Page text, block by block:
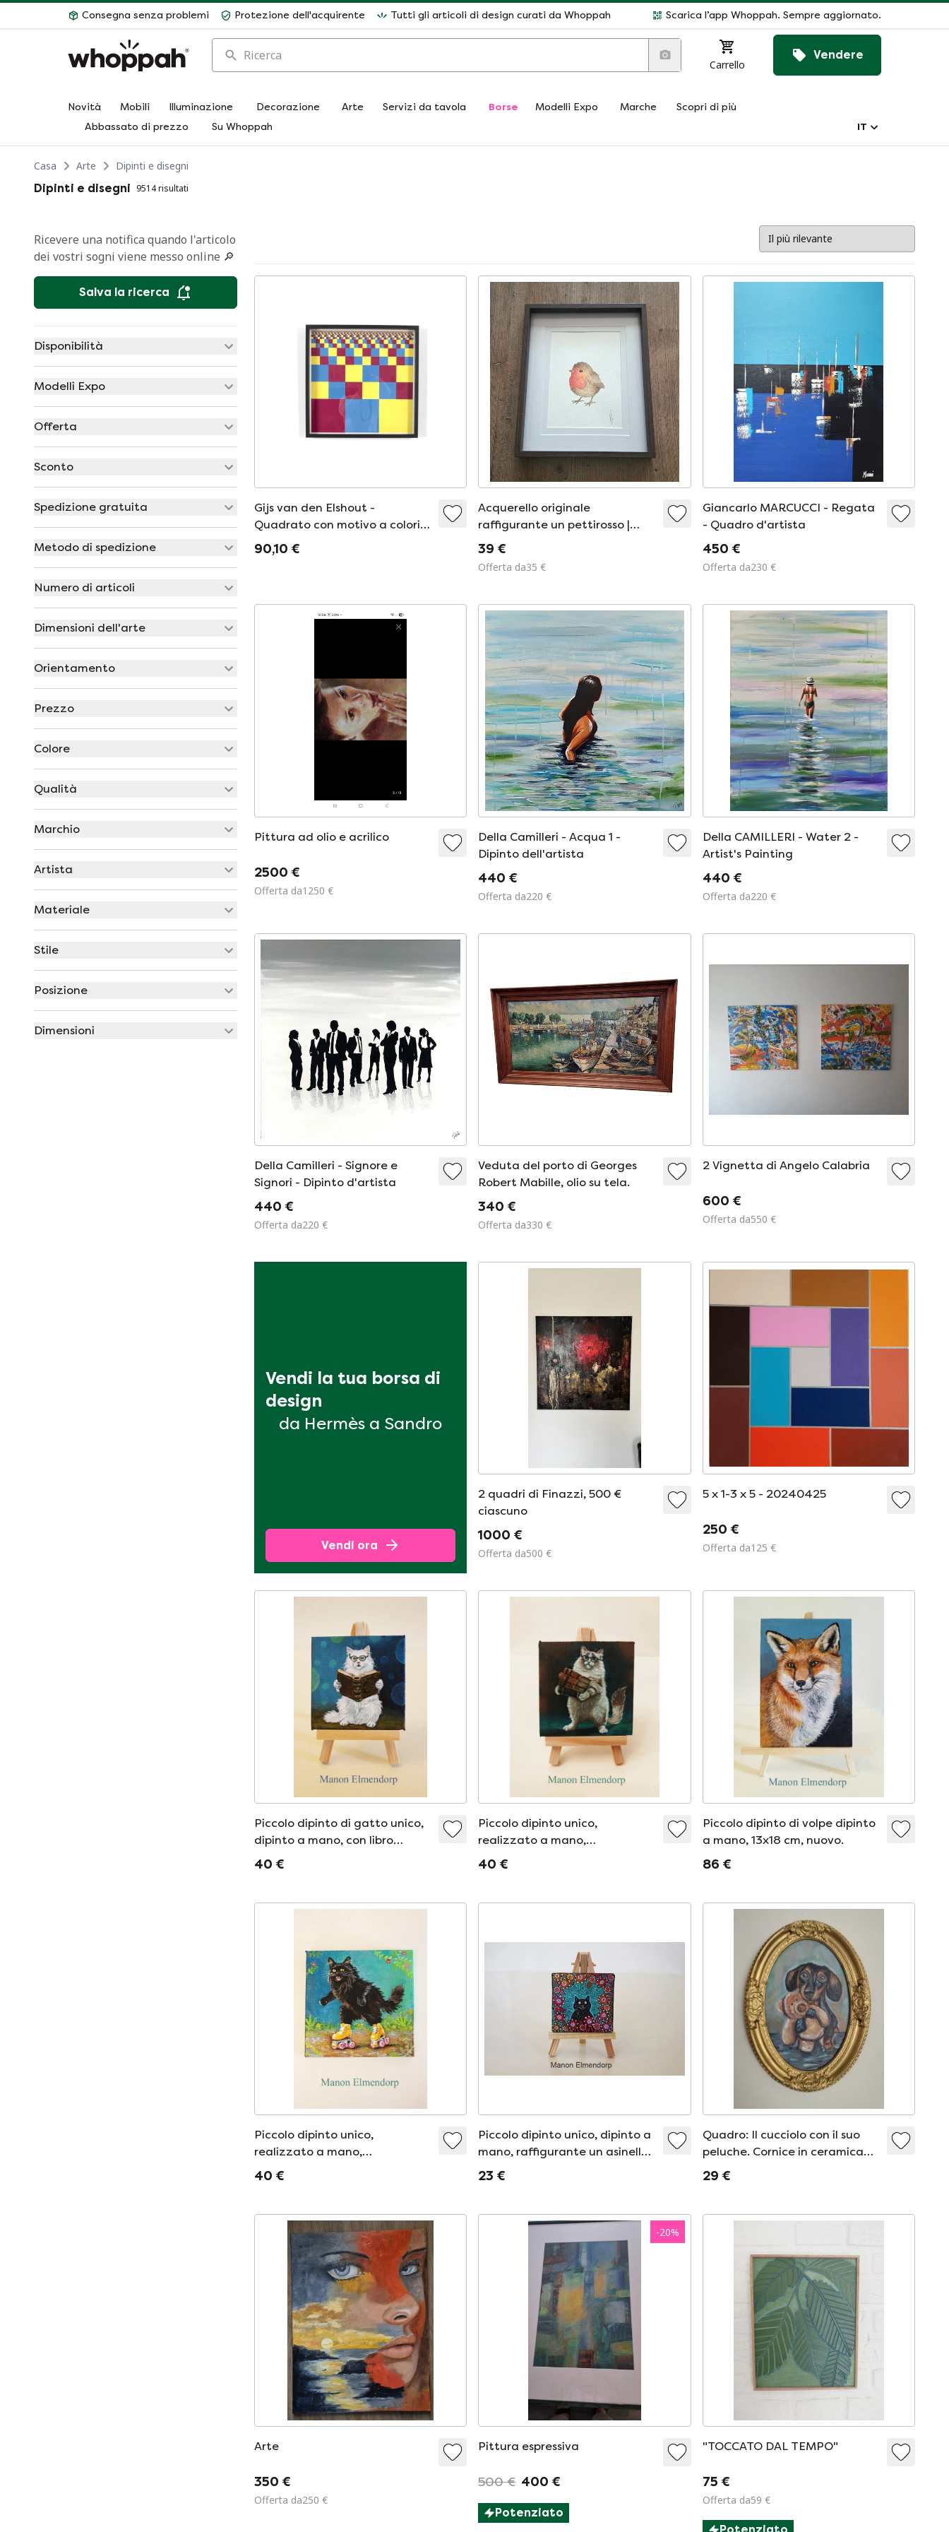
Consegna senza problemi Protezione dell'acquirente Tutti gli articoli di design curati da Whoppah Scarica l’app Whoppah. Sempre aggiornato.
Ricerca
Carrello
Vendere
Novità Mobili Illuminazione Decorazione Arte Servizi da tavola Borse Modelli Expo Marche
Scopri di più
Abbassato di prezzo
Su Whoppah IT
Casa Arte
Dipinti e disegni
Dipinti e disegni 9514 risultati
Ricevere una notifica quando l'articolo
dei vostri sogni viene messo online 🔎
Salva la ricerca
Disponibilità
Modelli Expo
Offerta
Sconto
Spedizione gratuita
Metodo di spedizione
Numero di articoli
Dimensioni dell'arte
Orientamento
Prezzo
Colore
Qualità
Marchio
Artista
Materiale
Stile
Posizione
Dimensioni
Gijs van den Elshout -
Quadrato con motivo a colori
&#39;65&#39;
90,10 €
Acquerello originale
raffigurante un pettirosso |
Cornice inclusa
39 €
Offerta da35 €
Giancarlo MARCUCCI - Regata
- Quadro d'artista
450 €
Offerta da230 €
Pittura ad olio e acrilico
2500 €
Offerta da1250 €
Della Camilleri - Acqua 1 -
Dipinto dell'artista
440 €
Offerta da220 €
Della CAMILLERI - Water 2 -
Artist's Painting
440 €
Offerta da220 €
Della Camilleri - Signore e
Signori - Dipinto d'artista
440 €
Offerta da220 €
Veduta del porto di Georges
Robert Mabille, olio su tela.
340 €
Offerta da330 €
2 Vignetta di Angelo Calabria
600 €
Offerta da550 €
Vendi la tua borsa di
design
da Hermès a Sandro
Vendi ora
2 quadri di Finazzi, 500 €
ciascuno
1000 €
Offerta da500 €
5 x 1-3 x 5 - 20240425
250 €
Offerta da125 €
Piccolo dipinto di gatto unico,
dipinto a mano, con libro
magico
40 €
Piccolo dipinto unico,
realizzato a mano,
raffigurante un gatto con una
40 €
Piccolo dipinto di volpe dipinto
a mano, 13x18 cm, nuovo.
86 €
Piccolo dipinto unico,
realizzato a mano,
raffigurante un gatto sui
40 €
Piccolo dipinto unico, dipinto a
mano, raffigurante un asinello
e un gatto nero.
23 €
Quadro: Il cucciolo con il suo
peluche. Cornice in ceramica
fredda.
29 €
Arte
350 €
Offerta da250 €
-20%
Pittura espressiva
500 € 400 €
Potenziato
"TOCCATO DAL TEMPO"
75 €
Offerta da59 €